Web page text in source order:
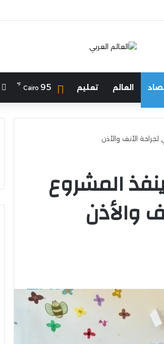
العالم تعليم Cairo 95
℉
الأنف والأذن
المشروع
والأذن
للشطرنج
وزير الشباب والرياضة يهنئ منتخب